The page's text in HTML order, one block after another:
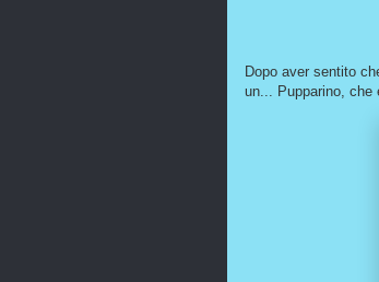
Dopo aver sentito
un... Pupparino, che